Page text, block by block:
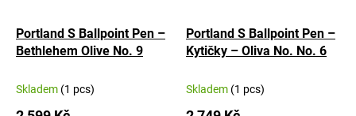
Portland S Ballpoint Pen –
Bethlehem Olive No. 9
Skladem (1 pcs)
Portland S Ballpoint Pen –
Kytičky – Oliva No. No. 6
Skladem (1 pcs)